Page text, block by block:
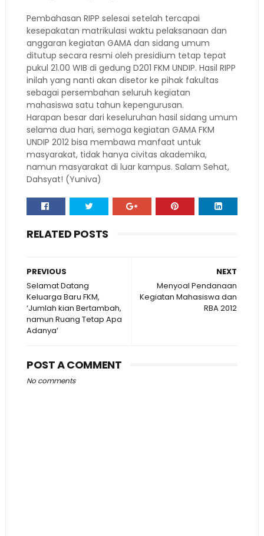
Pembahasan RIPP selesai setelah tercapai
kesepakatan matrikulasi waktu pelaksanaan dan
anggaran kegiatan GAMA dan sidang umum
ditutup secara resmi oleh presidium tetap tepat
pukul 21.00 WIB di gedung D201 FKM UNDIP. Hasil RIPP
inilah yang nanti akan disetor ke pihak fakultas
sebagai persembahan seluruh kegiatan
mahasiswa satu tahun kepengurusan.
Harapan besar dari keseluruhan hasil sidang umum
selama dua hari, semoga kegiatan GAMA FKM
UNDIP 2012 bisa membawa manfaat untuk
masyarakat, tidak hanya civitas akademika,
namun masyarakat di luar kampus. Salam Sehat,
Dahsyat! (Yuniva)
RELATED POSTS
NEXT
Menyoal Pendanaan
Kegiatan Mahasiswa dan
RBA 2012
PREVIOUS
Selamat Datang
Keluarga Baru FKM,
‘Jumlah kian Bertambah,
namun Ruang Tetap Apa
Adanya’
POST A COMMENT
No comments